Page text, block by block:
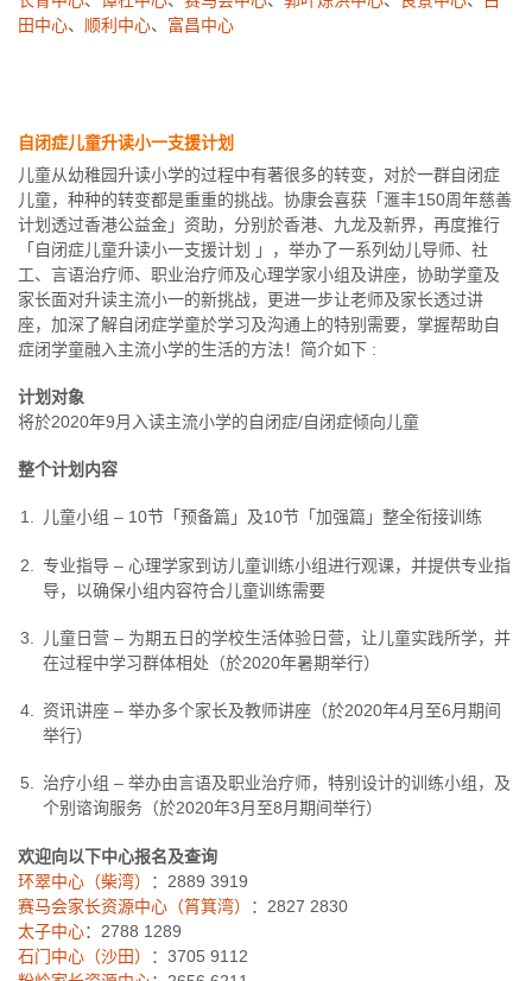
田中心、 顺利中心、 富昌中心
自闭症儿童升读小一支援计划
儿童从幼稚园升读小学的过程中有著很多的转变，对於一群自闭症
儿童，种种的转变都是重重的挑战。协康会喜获「滙丰150周年慈善
计划透过香港公益金」资助，分别於香港、九龙及新界，再度推行
「自闭症儿童升读小一支援计划 」，举办了一系列幼儿导师、社
工、言语治疗师、职业治疗师及心理学家小组及讲座，协助学童及
家长面对升读主流小一的新挑战，更进一步让老师及家长透过讲
座，加深了解自闭症学童於学习及沟通上的特别需要，掌握帮助自
症闭学童融入主流小学的生活的方法！简介如下 :
计划对象
将於2020年9月入读主流小学的自闭症/自闭症倾向儿童
整个计划内容
儿童小组 – 10节「预备篇」及10节「加强篇」整全衔接训练
专业指导 – 心理学家到访儿童训练小组进行观课，并提供专业指
导，以确保小组内容符合儿童训练需要
儿童日营 – 为期五日的学校生活体验日营，让儿童实践所学，并
在过程中学习群体相处（於2020年暑期举行）
资讯讲座 – 举办多个家长及教师讲座（於2020年4月至6月期间
举行）
治疗小组 – 举办由言语及职业治疗师，特别设计的训练小组，及
个别谘询服务（於2020年3月至8月期间举行）
欢迎向以下中心报名及查询
环翠中心（柴湾）
：2889 3919
赛马会家长资源中心（筲箕湾）
：2827 2830
太子中心：2788 1289
石门中心（沙田）
：3705 9112